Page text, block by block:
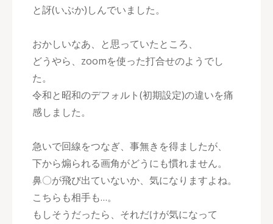
と訝(いぶか)しんでいました。
おかしいなあ、と思っていたところ、
どうやら、zoomを使った打合せのようでし
た。
令和と昭和のデフォルト(初期設定)の違いを痛
感しました。
急いで回線をつなぎ、事無きを得ましたが、
下から煽られる画角がどうにも慣れません。
鼻〇が飛び出ていないか、気になりますよね。
こちらも相手も…。
もしそうだったら、それだけが気になって